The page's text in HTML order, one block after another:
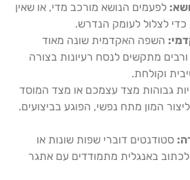
לפעמים הנושא מורכב מדי, או שאין
לצלול לעומק הנדרש.
השפה האקדמית שונה מאוד
מתקשים לנסח רעיונות בצורה
וקולחת.
גבוהות מצד עצמכם או מצד המוסד
המון מתח נפשי, הפוגע בביצועים.
סטודנטים דוברי שפות שונות או
באנגלית מתמודדים עם אתגר